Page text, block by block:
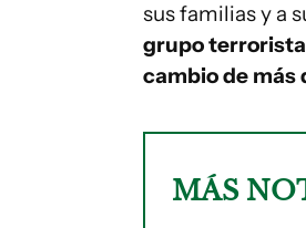
sus familias y a
grupo terrorista
cambio de más
MÁS